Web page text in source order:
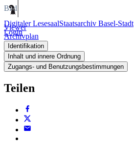
Digitaler LesesaalStaatsarchiv Basel-Stadt
Login
Bild
Viewer
Archivplan
Identifikation
Inhalt und innere Ordnung
Zugangs- und Benutzungsbestimmungen
Teilen